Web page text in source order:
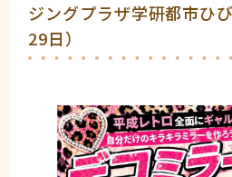
ジングプラザ学研都市ひ
29日）